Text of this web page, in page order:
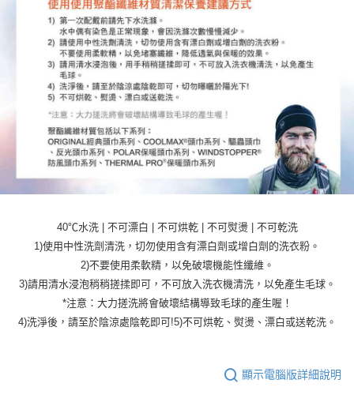
40℃水洗 | 不可漂白 | 不可烘乾 | 不可熨燙 | 不可乾洗
1)使用中性洗劑清洗，切勿使用含有漂白劑或增白劑的洗衣粉。
2)不要使用柔軟精，以免破壞機能性纖維。
3)請用清水浸泡稍稍搓揉即可，不可放入洗衣機清洗，以免產生毛球。
*注意：大力搓洗將會破壞結構導致毛球的產生喔！
4)洗淨後，請至於陰涼處陰乾即可!5)不可烘乾、熨燙、漂白或送乾洗。
顯示電腦版詳細說明